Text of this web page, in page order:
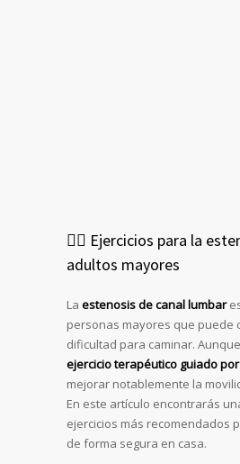
🧘‍♂️ Ejercicios para la
adultos mayores
La estenosis de canal lumbar
personas mayores que puede
dificultad para caminar.
ejercicio terapéutico guiado
mejorar notablemente la
En este artículo encontrarás
ejercicios más recomendados
de forma segura en casa.